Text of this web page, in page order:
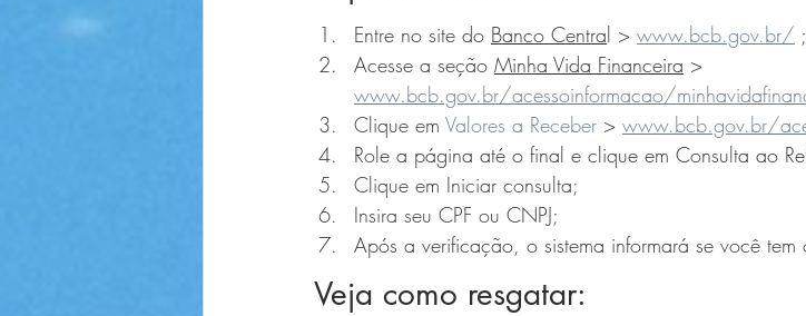
Entre no site do Banco Centra l > www.bcb.gov.br/ ;
Acesse a seção Minha Vida Financeira >
www.bcb.gov.br/acessoinformacao/
Clique em Valores a Receber > www.bcb.gov.br/
Role a página até o final e clique em Consulta ao
Clique em Iniciar consulta;
Insira seu CPF ou CNPJ;
Após a verificação, o sistema informará se você
Veja como resgatar: